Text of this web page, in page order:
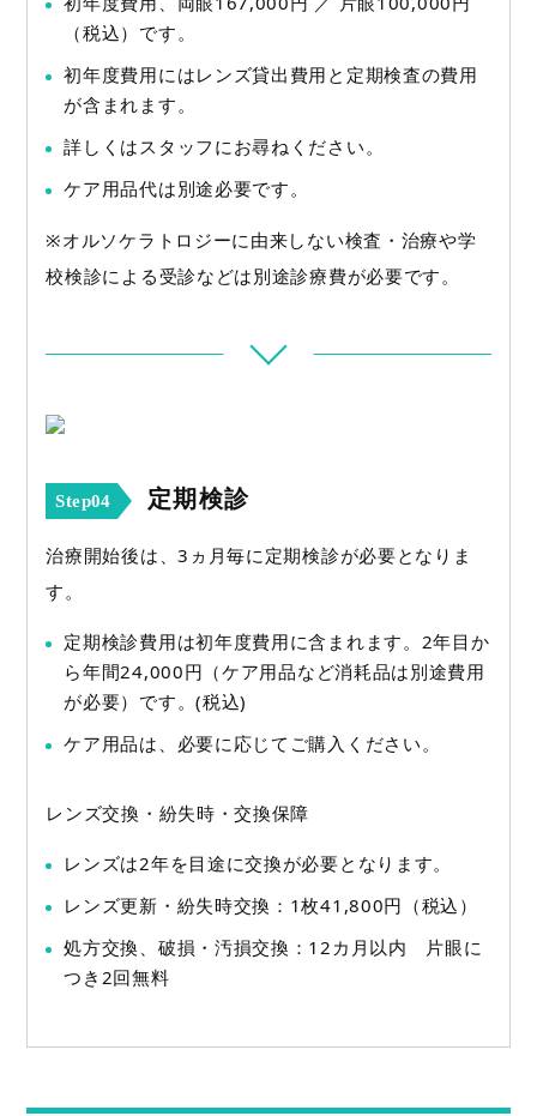
（税込）です。
初年度費用にはレンズ貸出費用と定期検査の費用
が含まれます。
詳しくはスタッフにお尋ねください。
ケア用品代は別途必要です。
※オルソケラトロジーに由来しない検査・治療や学
校検診による受診などは別途診療費が必要です。
Step04 定期検診
治療開始後は、3ヵ月毎に定期検診が必要となりま
す。
定期検診費用は初年度費用に含まれます。2年目か
ら年間24,000円（ケア用品など消耗品は別途費用
が必要）です。(税込)
ケア用品は、必要に応じてご購入ください。
レンズ交換・紛失時・交換保障
レンズは2年を目途に交換が必要となります。
レンズ更新・紛失時交換：1枚41,800円（税込）
処方交換、破損・汚損交換：12カ月以内 片眼に
つき2回無料